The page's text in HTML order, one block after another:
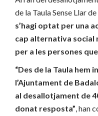
de la Taula Sense Llar
s’hagi optat per una
cap alternativa social
per a les persones
“Des de la Taula
l’Ajuntament de
al desallotjament de
donat resposta”, han